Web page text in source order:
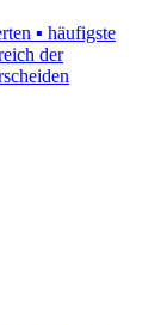
▪ häufigste
der